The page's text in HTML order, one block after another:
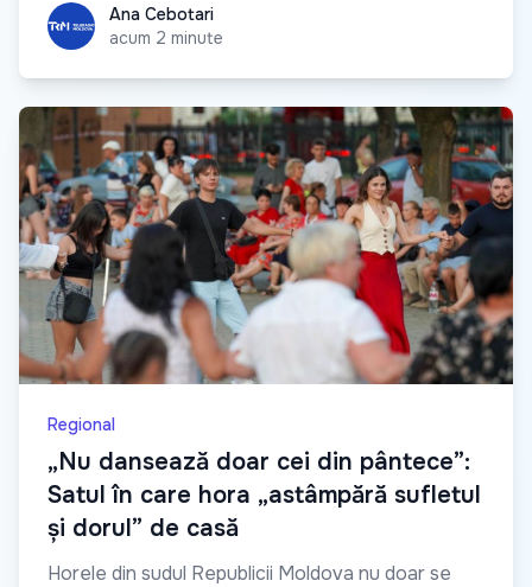
Ana CebotariAna Cebotari
acum 2 minute
Regional
„Nu dansează doar cei din pântece”:
Satul în care hora „astâmpără sufletul
și dorul” de casă
Horele din sudul Republicii Moldova nu doar se